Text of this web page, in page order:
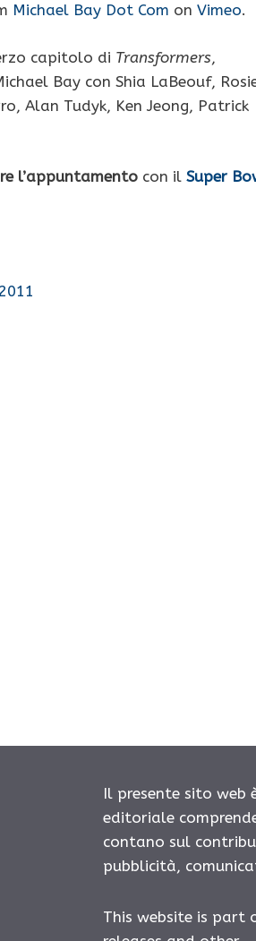
Michael Bay Dot Com on Vimeo.
capitolo di Transformers,
Bay con Shia LaBeouf,
Alan Tudyk, Ken Jeong, Patrick
l’appuntamento con il Super
Il presente sito web
editoriale
contano sul
pubblicità,
This website is part